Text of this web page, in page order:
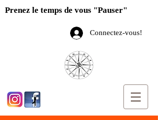
Prenez le temps de vous "Pauser"
Connectez-vous!